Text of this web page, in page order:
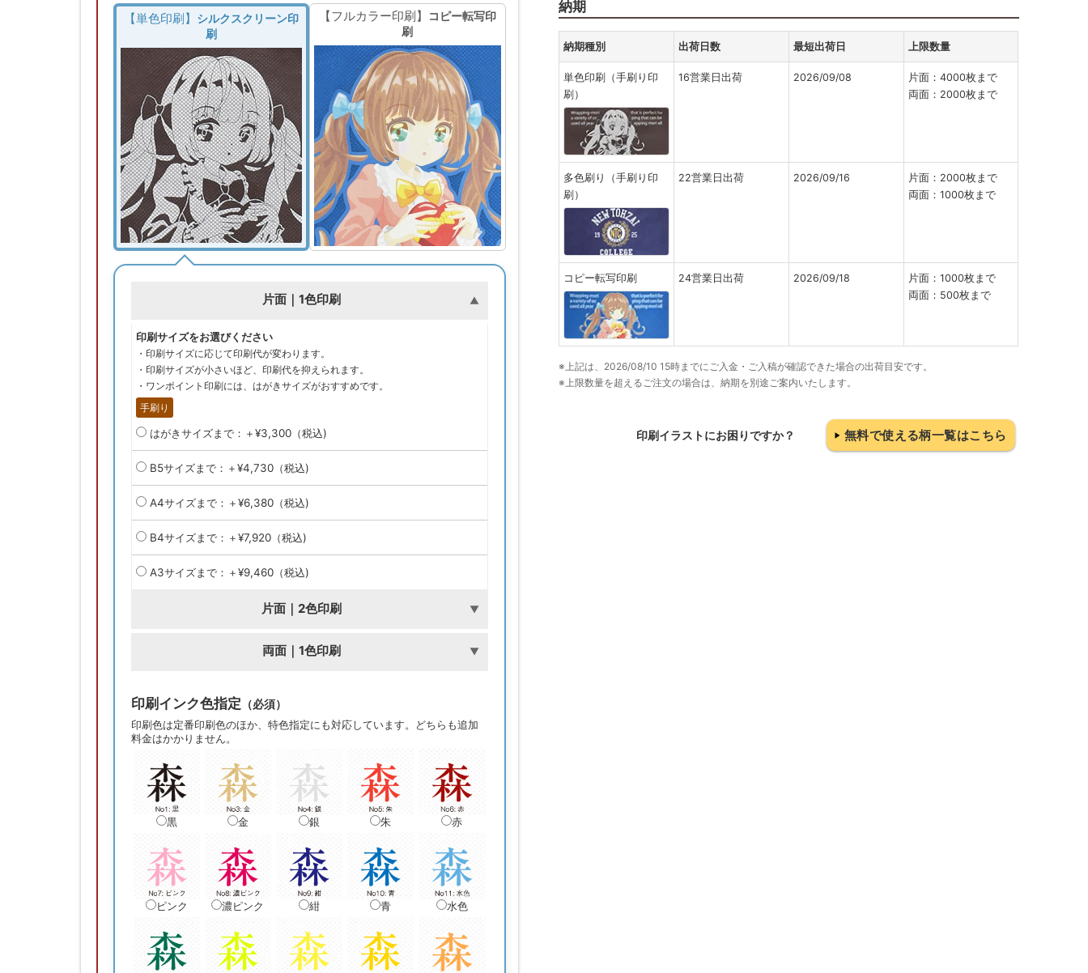
【単色印刷】
シルクスクリーン印
刷
【フルカラー印刷】
コピー転写印
刷
片面｜1色印刷
印刷サイズをお選びください
・印刷サイズに応じて印刷代が変わります。
・印刷サイズが小さいほど、印刷代を抑えられます。
・ワンポイント印刷には、はがきサイズがおすすめです。
手刷り
はがきサイズまで：＋¥3,300（税込)
B5サイズまで：＋¥4,730（税込)
A4サイズまで：＋¥6,380（税込)
B4サイズまで：＋¥7,920（税込)
A3サイズまで：＋¥9,460（税込)
片面｜2色印刷
両面｜1色印刷
印刷インク色指定 （必須）
印刷色は定番印刷色のほか、特色指定にも対応しています。どちらも追加
料金はかかりません。
黒 金 銀 朱 赤
ピンク 濃ピンク 紺 青 水色
納期
納期種別 出荷日数 最短出荷日 上限数量
単色印刷（手刷り印
刷）
16営業日出荷 2026/09/08
片面：4000枚まで
両面：2000枚まで
多色刷り（手刷り印
刷）
22営業日出荷 2026/09/16
片面：2000枚まで
両面：1000枚まで
コピー転写印刷 24営業日出荷 2026/09/18
片面：1000枚まで
両面：500枚まで
※上記は、2026/08/10 15時までにご入金・ご入稿が確認できた場合の出荷目安です。
※上限数量を超えるご注文の場合は、納期を別途ご案内いたします。
印刷イラストにお困りですか？ 無料で使える柄一覧はこちら